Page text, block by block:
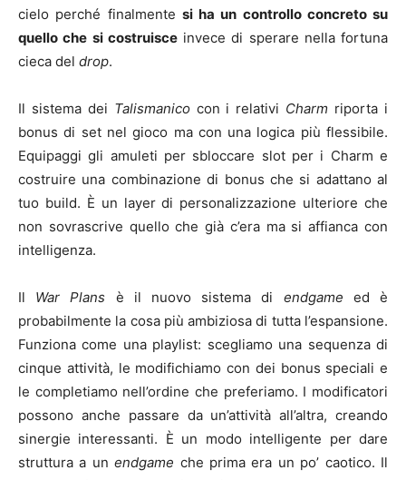
cielo perché finalmente si ha un controllo concreto su
quello che si costruisceinvece di sperare nella fortuna
cieca del drop.
Il sistema dei Talismanicocon i relativi Charm riporta i
bonus di set nel gioco ma con una logica più flessibile.
Equipaggi gli amuleti per sbloccare slot per i Charm e
costruire una combinazione di bonus che si adattano al
tuo build. È un layer di personalizzazione ulteriore che
non sovrascrive quello che già c’era ma si affianca con
intelligenza.
Il War Plans è il nuovo sistema di endgame ed è
probabilmente la cosa più ambiziosa di tutta l’espansione.
Funziona come una playlist: scegliamo una sequenza di
cinque attività, le modifichiamo con dei bonus speciali e
le completiamo nell’ordine che preferiamo. I modificatori
possono anche passare da un’attività all’altra, creando
sinergie interessanti. È un modo intelligente per dare
struttura a unendgame che prima era un po’ caotico. Il